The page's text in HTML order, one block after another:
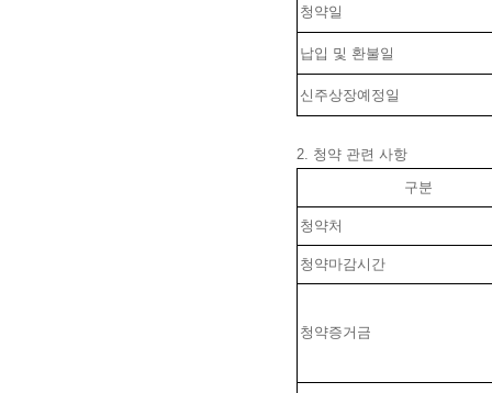
청약일
납입 및 환불일
신주상장예정일
2. 청약 관련 사항
구분
청약처
청약마감시간
청약증거금